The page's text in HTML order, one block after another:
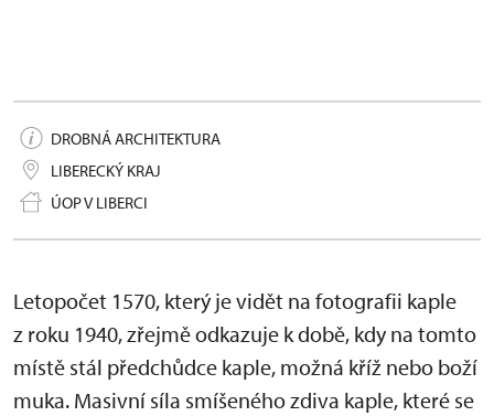
DROBNÁ ARCHITEKTURA
LIBERECKÝ KRAJ
ÚOP V LIBERCI
Letopočet 1570, který je vidět na fotografii kaple
z roku 1940, zřejmě odkazuje k době, kdy na tomto
místě stál předchůdce kaple, možná kříž nebo boží
muka. Masivní síla smíšeného zdiva kaple, které se